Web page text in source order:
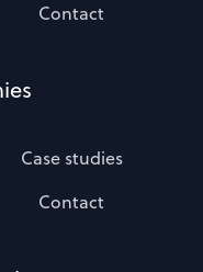
Contact
Case studies
Contact